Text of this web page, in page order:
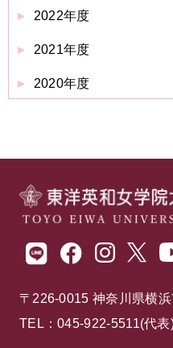
2022年度
2021年度
2020年度
〒226-0015 神奈川県横
TEL：045-922-5511(代表